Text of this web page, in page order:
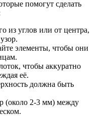
помогут сделать
из углов или от центра,
элементы, чтобы они
чтобы аккуратно
её.
должна быть
(около 2-3 мм) между